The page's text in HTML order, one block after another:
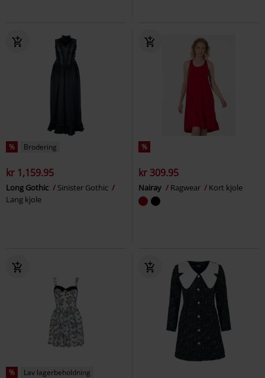
% Brodering
kr 1,159.95
Long Gothic
Sinister Gothic
Lang kjole
%
kr 309.95
Nairay Ragwear Kort kjole
% Lav lagerbeholdning